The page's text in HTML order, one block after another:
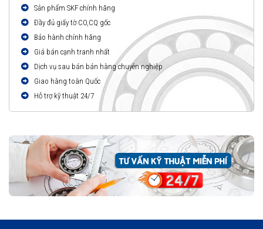
Sản phẩm SKF chính hãng
Đầy đủ giấy tờ CO,CQ gốc
Bảo hành chính hãng
Giá bán cạnh tranh nhất
Dịch vụ sau bán bán hàng chuyên nghiệp
Giao hàng toàn Quốc
Hỗ trợ kỹ thuật 24/7